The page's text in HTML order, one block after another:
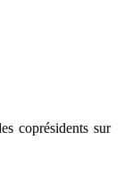
coprésidents sur